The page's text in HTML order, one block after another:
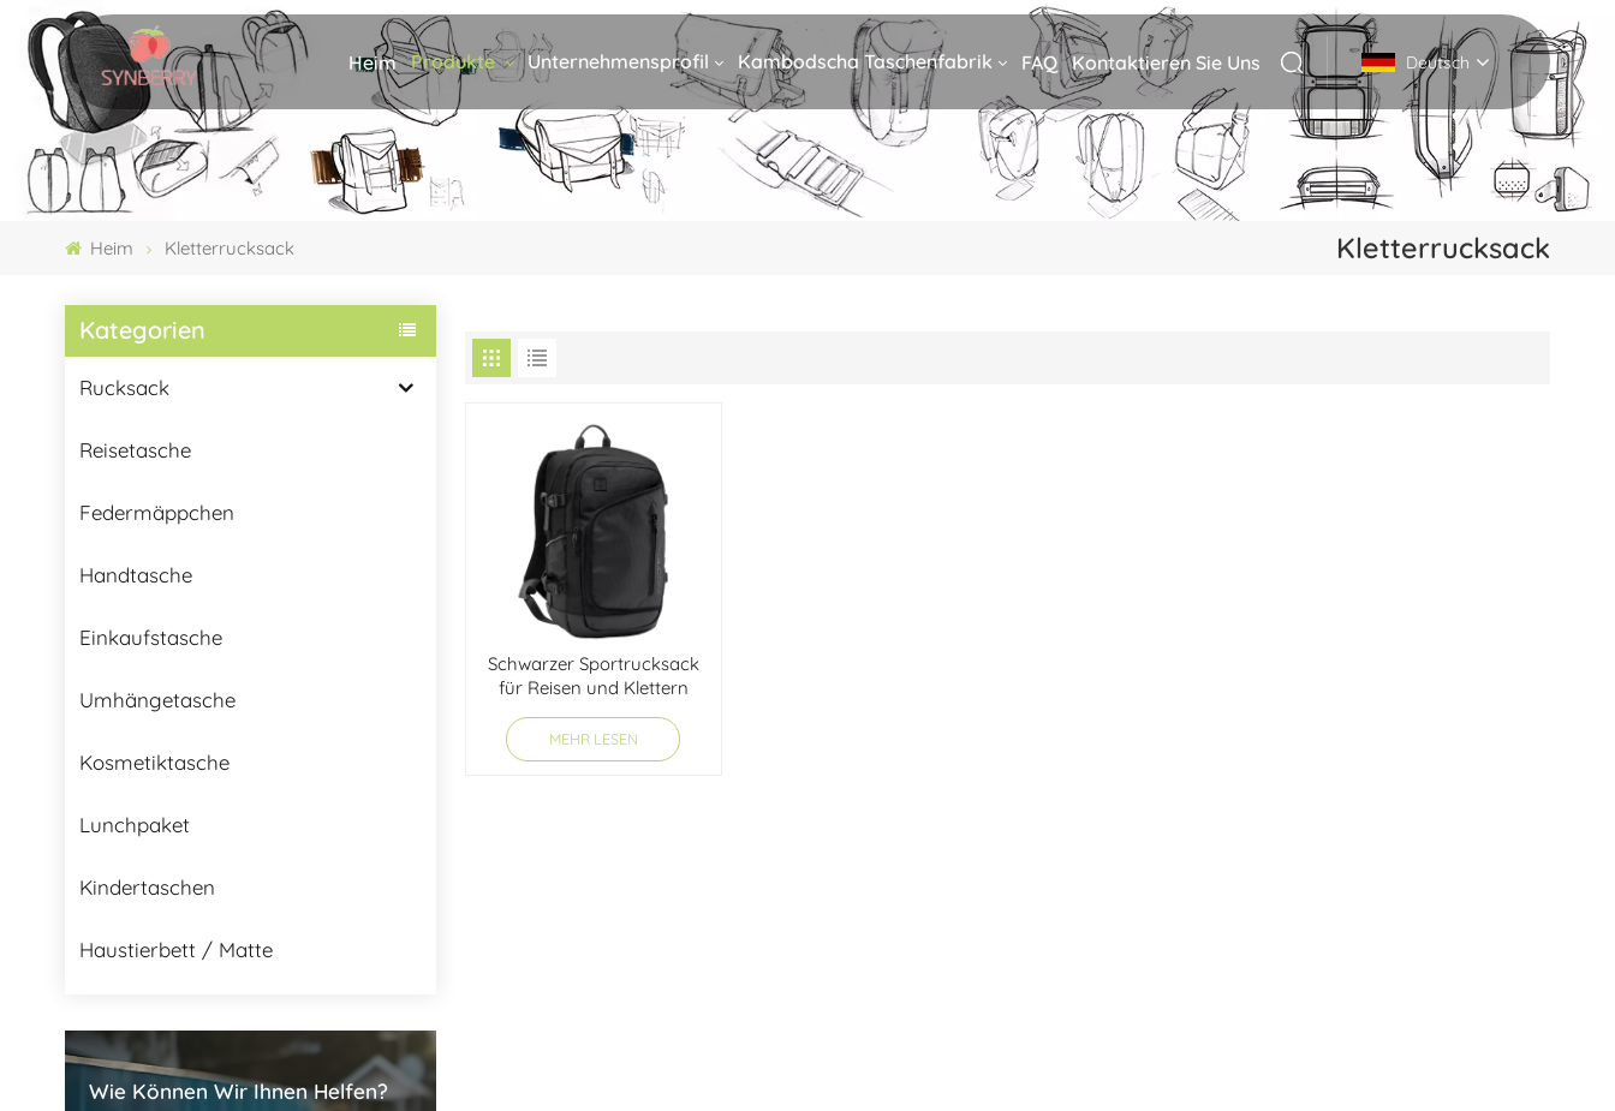
Heim Produkte Unternehmensprofil Kambodscha Taschenfabrik FAQ Kontaktieren Sie Uns Deutsch
English
Deutsch
Italiano
Heim Kletterrucksack Kletterrucksack
Kategorien
Rucksack
Reisetasche
Federmäppchen
Handtasche
Einkaufstasche
Umhängetasche
Kosmetiktasche
Lunchpaket
Kindertaschen
Haustierbett / Matte
Wie Können Wir Ihnen Helfen?
Schwarzer Sportrucksack
für Reisen und Klettern
MEHR LESEN